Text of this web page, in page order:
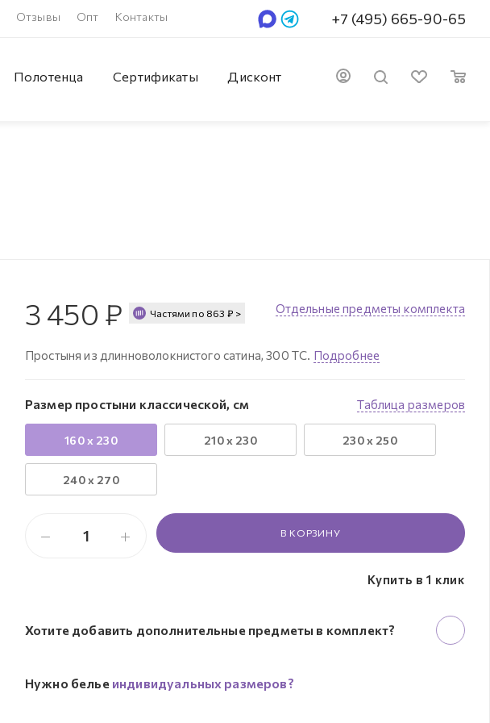
Отзывы Опт Контакты +7 (495) 665-90-65
Полотенца Сертификаты Дисконт
3 450 ₽ Частями по 863 ₽ > Отдельные предметы комплекта
Простыня из длинноволокнистого сатина, 300 ТС. Подробнее
Таблица размеров
Размер простыни классической, см
160 x 230 210 x 230 230 х 250
240 x 270
В КОРЗИНУ
Купить в 1 клик
Хотите добавить дополнительные предметы в комплект?
Нужно белье индивидуальных размеров?